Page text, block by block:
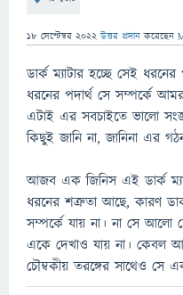
18 সেপ্টেম্বর 2022 উত্তর প্রদান করেছেন
ডার্ক ম্যাটার হচ্ছে সেই
ধরনের পদার্থ সে সম্পর্কে
এটাই এর সবচাইতে ভালো
কিছুই জানি না, জানিনা এর
আজব এক জিনিস এই ডার্ক
ধরনের শত্রুতা আছে, কারণ
সম্পর্কে যায় না। না সে
একে দেখাও যায় না। কেবল
চৌম্বকীয় তরঙ্গের সাথেও